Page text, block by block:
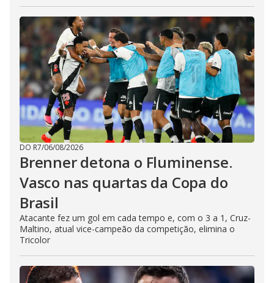
DO R7/06/08/2026
Brenner detona o Fluminense.
Vasco nas quartas da Copa do
Brasil
Atacante fez um gol em cada tempo e, com o 3 a 1, Cruz-
Maltino, atual vice-campeão da competição, elimina o
Tricolor